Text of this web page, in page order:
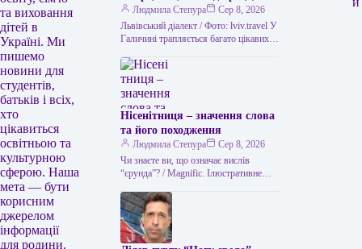
та виховання
дітей в
Україні. Ми
пишемо
новини для
студентів,
батьків і всіх,
хто
цікавиться
освітньою та
культурною
сферою. Наша
мета — бути
корисним
джерелом
інформації
для родини.
креденс, кнайпа
Людмила Степура
Сер 8, 2026
Львівський діалект / Фото: lviv.travel У
Галичині трапляється багато цікавих
навіть досвідченого мандрівника. Тож
не дивно,…
Нісенітниця – значення слова
та його походження
Людмила Степура
Сер 8, 2026
Чи знаєте ви, що означає вислів
“єрунда”? / Magnific. Ілюстративне
виявляється цікавішою за його
пряме…